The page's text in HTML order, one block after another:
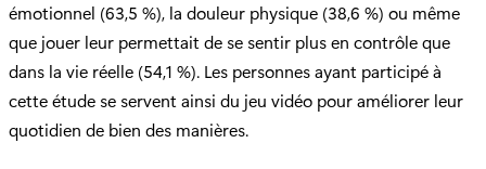
émotionnel (63,5 %), la douleur physique (38,6 %) ou même
que jouer leur permettait de se sentir plus en contrôle que
dans la vie réelle (54,1 %). Les personnes ayant participé à
cette étude se servent ainsi du jeu vidéo pour améliorer leur
quotidien de bien des manières.